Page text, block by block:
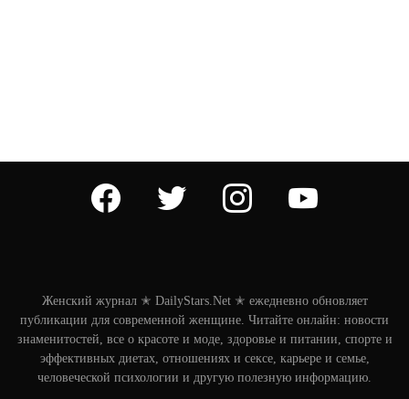
facebook twitter instagram
Женский журнал ✭ DailyStars.Net ✭ ежедневно обновляет
публикации для современной женщине. Читайте онлайн: новости
знаменитостей, все о красоте и моде, здоровье и питании, спорте и
эффективных диетах, отношениях и сексе, карьере и семье,
человеческой психологии и другую полезную информацию.